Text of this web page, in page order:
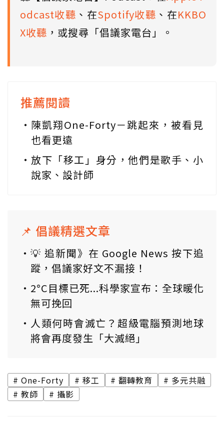
odcast收聽 、在Spotify收聽 、在KKBO
X收聽 ，或搜尋「倡議家電台」。
推薦閱讀
陳凱翔One-Forty－跳起來，被看見
也看更遠
放下「移工」身分，他們是歌手、小
說家、設計師
📌 倡議精選文章
💡 追新聞》在 Google News 按下追
蹤，倡議家好文不漏接！
2°C目標已死...科學家宣布：全球暖化
無可挽回
人類何時會滅亡？超級電腦預測地球
將會再度發生「大滅絕」
One-Forty 移工 翻轉教育
多元共融
教師
攝影